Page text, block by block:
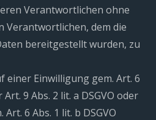
Verantwortlichen ohne
Verantwortlichen, dem die
bereitgestellt wurden, zu
einer Einwilligung gem. Art. 6
Art. 9 Abs. 2 lit. a DSGVO oder
6 Abs. 1 lit. b DSGVO